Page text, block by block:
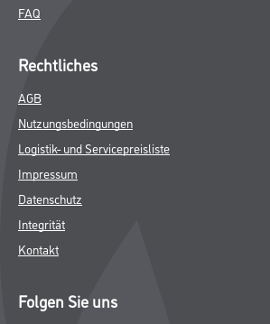
FAQ
Rechtliches
AGB
Nutzungsbedingungen
Logistik- und Servicepreisliste
Impressum
Datenschutz
Integrität
Kontakt
Folgen Sie uns